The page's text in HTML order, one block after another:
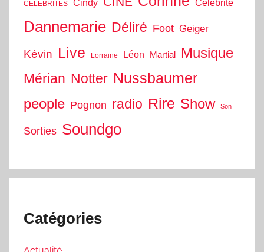
CELEBRITES Cindy Célébrité
Dannemarie Déliré Foot Geiger
Kévin Live Lorraine Léon Martial
Musique
Mérian Notter Nussbaumer
people Pognon radio Rire Show Son
Sorties Soundgo
Catégories